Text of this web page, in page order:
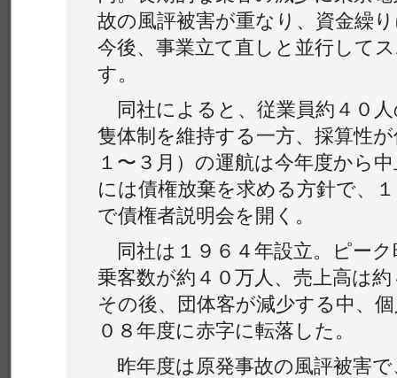
故の風評被害が重なり、資金繰
今後、事業立て直しと並行して
す。
同社によると、従業員約４０
隻体制を維持する一方、採算性
１〜３月）の運航は今年度から
には債権放棄を求める方針で、
で債権者説明会を開く。
同社は１９６４年設立。ピー
乗客数が約４０万人、売上高は
その後、団体客が減少する中、
０８年度に赤字に転落した。
昨年度は原発事故の風評被害で